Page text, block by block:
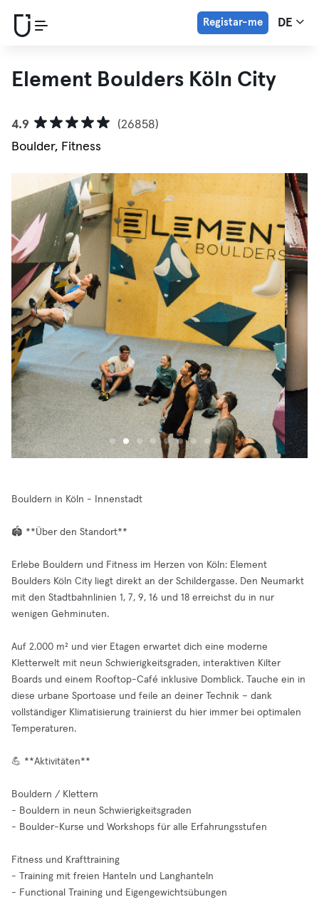
Registar-me DE
Element Boulders Köln City
4.9
(26858)
Boulder, Fitness
Bouldern in Köln - Innenstadt
🏟️ **Über den Standort**
Erlebe Bouldern und Fitness im Herzen von Köln: Element
Boulders Köln City liegt direkt an der Schildergasse. Den Neumarkt
mit den Stadtbahnlinien 1, 7, 9, 16 und 18 erreichst du in nur
wenigen Gehminuten.
Auf 2.000 m² und vier Etagen erwartet dich eine moderne
Kletterwelt mit neun Schwierigkeitsgraden, interaktiven Kilter
Boards und einem Rooftop-Café inklusive Domblick. Tauche ein in
diese urbane Sportoase und feile an deiner Technik – dank
vollständiger Klimatisierung trainierst du hier immer bei optimalen
Temperaturen.
💪 **Aktivitäten**
Bouldern / Klettern
- Bouldern in neun Schwierigkeitsgraden
- Boulder-Kurse und Workshops für alle Erfahrungsstufen
Fitness und Krafttraining
- Training mit freien Hanteln und Langhanteln
- Functional Training und Eigengewichtsübungen